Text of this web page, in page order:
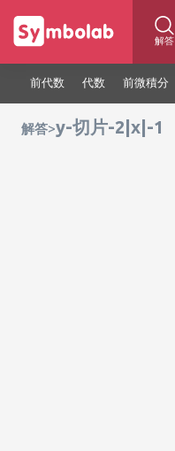
解答
前代数 代数 前微積分
解答>y-切片-2|x|-1